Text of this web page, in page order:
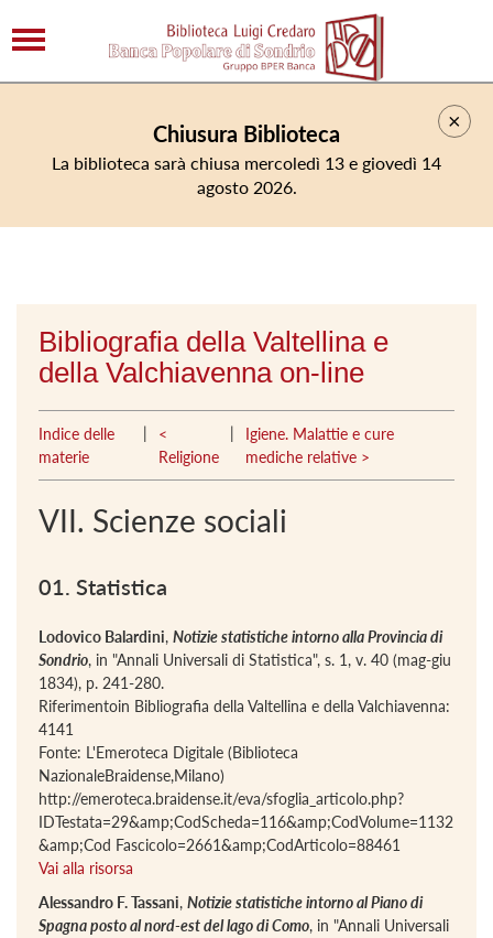
×
Chiusura Biblioteca
La biblioteca sarà chiusa mercoledì 13 e giovedì 14
agosto 2026.
Bibliografia della Valtellina e
della Valchiavenna on-line
Indice delle
materie
|
<
Religione
|
Igiene. Malattie e cure
mediche relative >
VII. Scienze sociali
01. Statistica
Lodovico Balardini, Notizie statistiche intorno alla Provincia di
Sondrio, in "Annali Universali di Statistica", s. 1, v. 40 (mag-giu
1834), p. 241-280.
Riferimentoin Bibliografia della Valtellina e della Valchiavenna:
4141
Fonte: L'Emeroteca Digitale (Biblioteca
NazionaleBraidense,Milano)
http://emeroteca.braidense.it/eva/sfoglia_articolo.php?
IDTestata=29&amp;CodScheda=116&amp;CodVolume=1132
&amp;Cod Fascicolo=2661&amp;CodArticolo=88461
Vai alla risorsa
Alessandro F. Tassani, Notizie statistiche intorno al Piano di
Spagna posto al nord-est del lago di Como, in "Annali Universali